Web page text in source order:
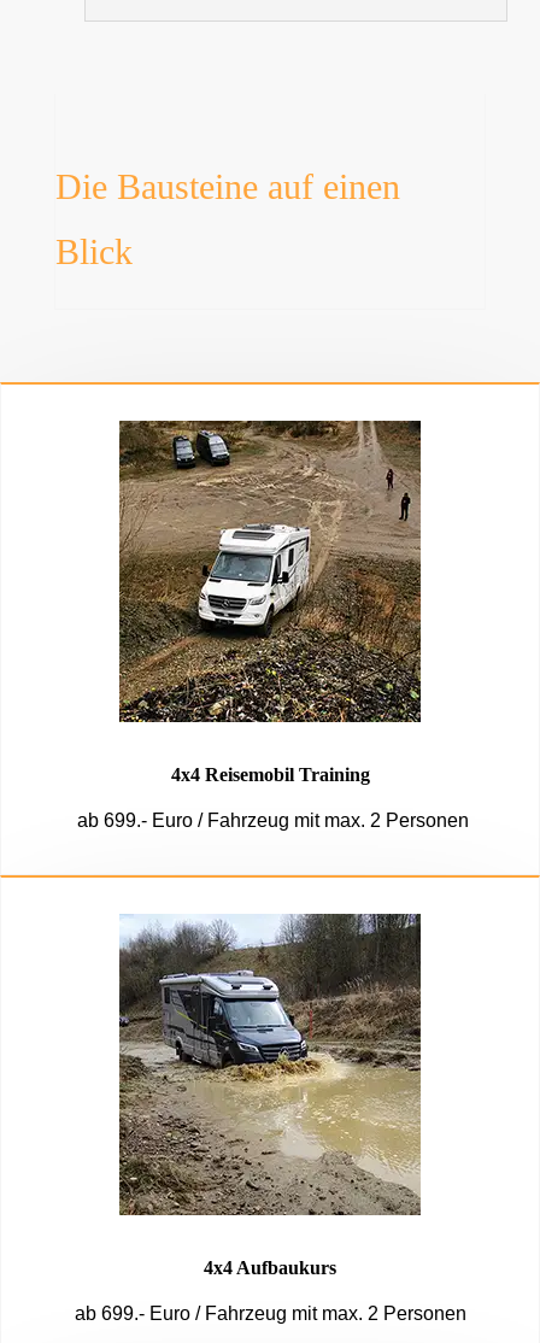
Die Bausteine auf einen
Blick
4x4 Reisemobil Training
ab 699.- Euro / Fahrzeug mit max. 2 Personen
4x4 Aufbaukurs
ab 699.- Euro / Fahrzeug mit max. 2 Personen